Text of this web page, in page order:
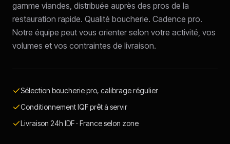
gamme viandes, distribuée auprès des pros de la
restauration rapide. Qualité boucherie. Cadence pro.
Notre équipe peut vous orienter selon votre activité, vos
volumes et vos contraintes de livraison.
Sélection boucherie pro, calibrage régulier
Conditionnement IQF prêt à servir
Livraison 24h IDF · France selon zone